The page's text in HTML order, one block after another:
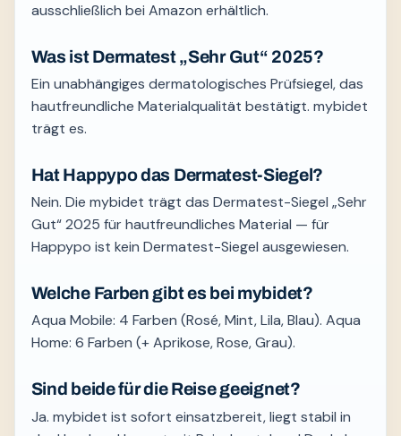
ausschließlich bei Amazon erhältlich.
Was ist Dermatest „Sehr Gut“ 2025?
Ein unabhängiges dermatologisches Prüfsiegel, das
hautfreundliche Materialqualität bestätigt. mybidet
trägt es.
Hat Happypo das Dermatest-Siegel?
Nein. Die mybidet trägt das Dermatest-Siegel „Sehr
Gut“ 2025 für hautfreundliches Material — für
Happypo ist kein Dermatest-Siegel ausgewiesen.
Welche Farben gibt es bei mybidet?
Aqua Mobile: 4 Farben (Rosé, Mint, Lila, Blau). Aqua
Home: 6 Farben (+ Aprikose, Rose, Grau).
Sind beide für die Reise geeignet?
Ja. mybidet ist sofort einsatzbereit, liegt stabil in